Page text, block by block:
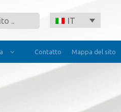
IT
Contatto Mappa del sito